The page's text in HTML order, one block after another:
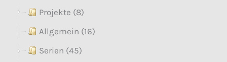
Projekte (8)
Allgemein (16)
Serien (45)